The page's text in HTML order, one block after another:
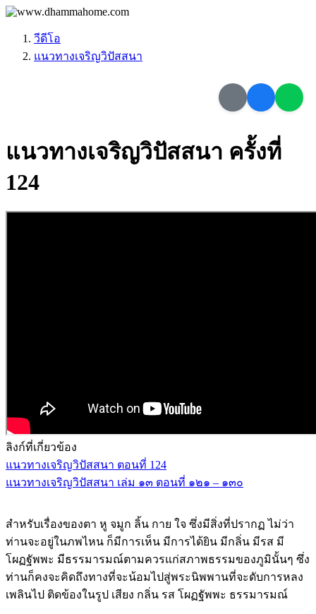
วีดีโอ
แนวทางเจริญวิปัสสนา
แนวทางเจริญวิปัสสนา ครั้งที่
124
ลิงก์ที่เกี่ยวข้อง
แนวทางเจริญวิปัสสนา ตอนที่ 124
แนวทางเจริญวิปัสสนา เล่ม ๑๓ ตอนที่ ๑๒๑ – ๑๓๐
สำหรับเรื่องของตา หู จมูก ลิ้น กาย ใจ ซึ่งมีสิ่งที่ปรากฏ ไม่ว่า
ท่านจะอยู่ในภพไหน ก็มีการเห็น มีการได้ยิน มีกลิ่น มีรส มี
โผฏฐัพพะ มีธรรมารมณ์ตามควรแก่สภาพธรรมของภูมินั้นๆ ซึ่ง
ท่านก็คงจะคิดถึงทางที่จะน้อมไปสู่พระนิพพานที่จะดับการหลง
เพลินไป ติดข้องในรูป เสียง กลิ่น รส โผฏฐัพพะ ธรรมารมณ์